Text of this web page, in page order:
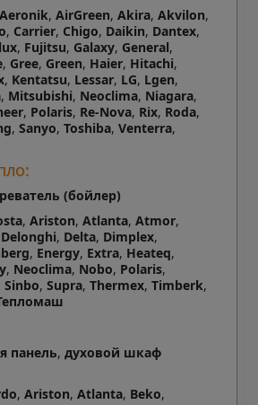
Aeronik, AirGreen, Akira, Akvilon,
, Carrier, Chigo, Daikin, Dantex,
, Fujitsu, Galaxy, General,
, Gree, Green, Haier, Hitachi,
, Kentatsu, Lessar, LG, Lgen,
, Mitsubishi, Neoclima, Niagara,
, Polaris, Re-Nova, Rix, Roda,
, Sanyo, Toshiba, Venterra,
(бойлер)
, Ariston, Atlanta, Atmor,
Delonghi, Delta, Dimplex,
, Energy, Extra, Heateq,
, Neoclima, Nobo, Polaris,
Sinbo, Supra, Thermex, Timberk,
панель, духовой шкаф
, Ariston, Atlanta, Beko,